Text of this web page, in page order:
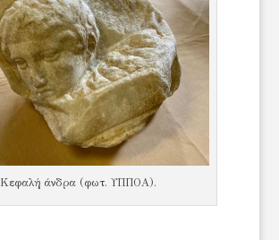
Κεφαλή άνδρα (φωτ. ΥΠΠΟΑ).